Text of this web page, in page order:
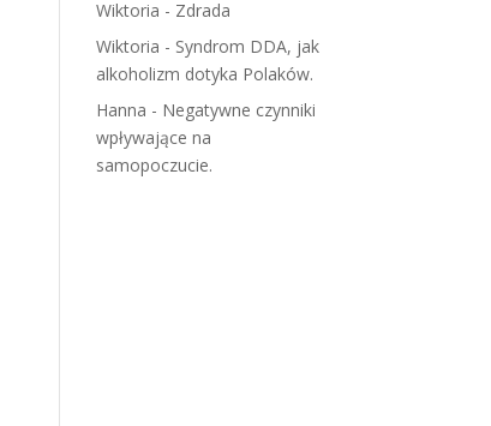
Wiktoria - Zdrada
Wiktoria - Syndrom DDA, jak
alkoholizm dotyka Polaków.
Hanna - Negatywne czynniki
wpływające na
samopoczucie.